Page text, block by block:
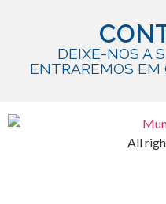
DEIXE-NOS A
ENTRAREMOS EM
All